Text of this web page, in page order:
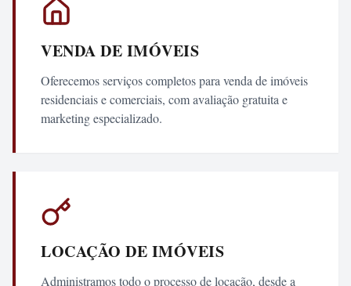
VENDA DE IMÓVEIS
Oferecemos serviços completos para venda de imóveis
residenciais e comerciais, com avaliação gratuita e
marketing especializado.
LOCAÇÃO DE IMÓVEIS
Administramos todo o processo de locação, desde a